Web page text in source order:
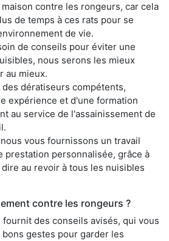
contre les rongeurs, car cela
de temps à ces rats pour se
de vie.
de conseils pour éviter une
nous serons les mieux
au mieux.
dératiseurs compétents,
expérience et d'une formation
au service de l'assainissement de
vous fournissons un travail
prestation personnalisée, grâce à
au revoir à tous les nuisibles
contre les rongeurs ?
des conseils avisés, qui vous
gestes pour garder les